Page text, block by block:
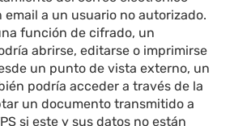
a un usuario no autorizado.
función de cifrado, un
abrirse, editarse o imprimirse
un punto de vista externo, un
podría acceder a través de la
un documento transmitido a
si este y sus datos no están